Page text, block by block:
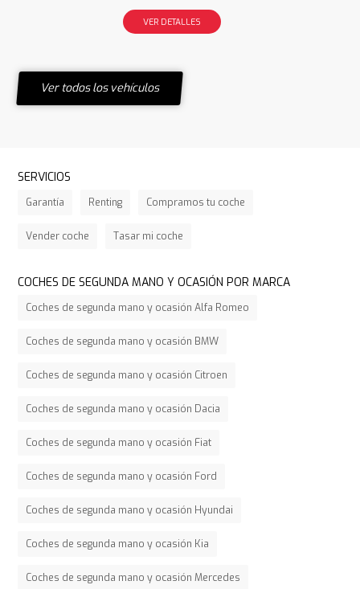
VER DETALLES
Ver todos los vehículos
SERVICIOS
Garantía Renting Compramos tu coche
Vender coche Tasar mi coche
COCHES DE SEGUNDA MANO Y OCASIÓN POR MARCA
Coches de segunda mano y ocasión Alfa Romeo
Coches de segunda mano y ocasión BMW
Coches de segunda mano y ocasión Citroen
Coches de segunda mano y ocasión Dacia
Coches de segunda mano y ocasión Fiat
Coches de segunda mano y ocasión Ford
Coches de segunda mano y ocasión Hyundai
Coches de segunda mano y ocasión Kia
Coches de segunda mano y ocasión Mercedes